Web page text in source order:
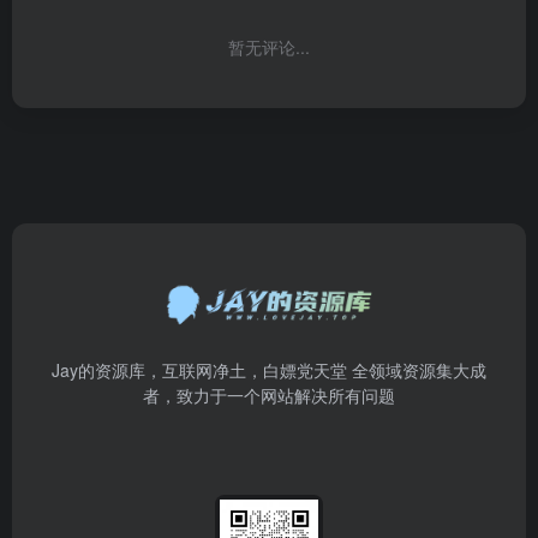
暂无评论...
Jay的资源库，互联网净土，白嫖党天堂 全领域资源集大成
者，致力于一个网站解决所有问题